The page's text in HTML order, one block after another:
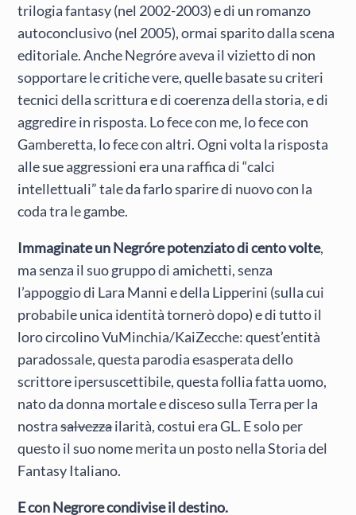
trilogia fantasy (nel 2002-2003) e di un romanzo
autoconclusivo (nel 2005), ormai sparito dalla scena
editoriale. Anche Negróre aveva il vizietto di non
sopportare le critiche vere, quelle basate su criteri
tecnici della scrittura e di coerenza della storia, e di
aggredire in risposta. Lo fece con me, lo fece con
Gamberetta, lo fece con altri. Ogni volta la risposta
alle sue aggressioni era una raffica di “calci
intellettuali” tale da farlo sparire di nuovo con la
coda tra le gambe.
Immaginate un Negróre potenziato di cento volte,
ma senza il suo gruppo di amichetti, senza
l’appoggio di Lara Manni e della Lipperini (sulla cui
probabile unica identità tornerò dopo) e di tutto il
loro circolino VuMinchia/KaiZecche: quest’entità
paradossale, questa parodia esasperata dello
scrittore ipersuscettibile, questa follia fatta uomo,
nato da donna mortale e disceso sulla Terra per la
nostrasalvezzailarità, costui era GL. E solo per
questo il suo nome merita un posto nella Storia del
Fantasy Italiano.
E con Negrore condivise il destino.